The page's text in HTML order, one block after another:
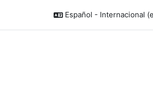
Español - Internacional